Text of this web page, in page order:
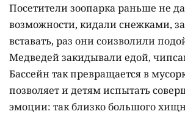
Посетители зоопарка раньше не
возможности, кидали снежками,
вставать, раз они соизволили
Медведей закидывали едой,
Бассейн так превращается в
позволяет и детям испытать
эмоции: так близко большого